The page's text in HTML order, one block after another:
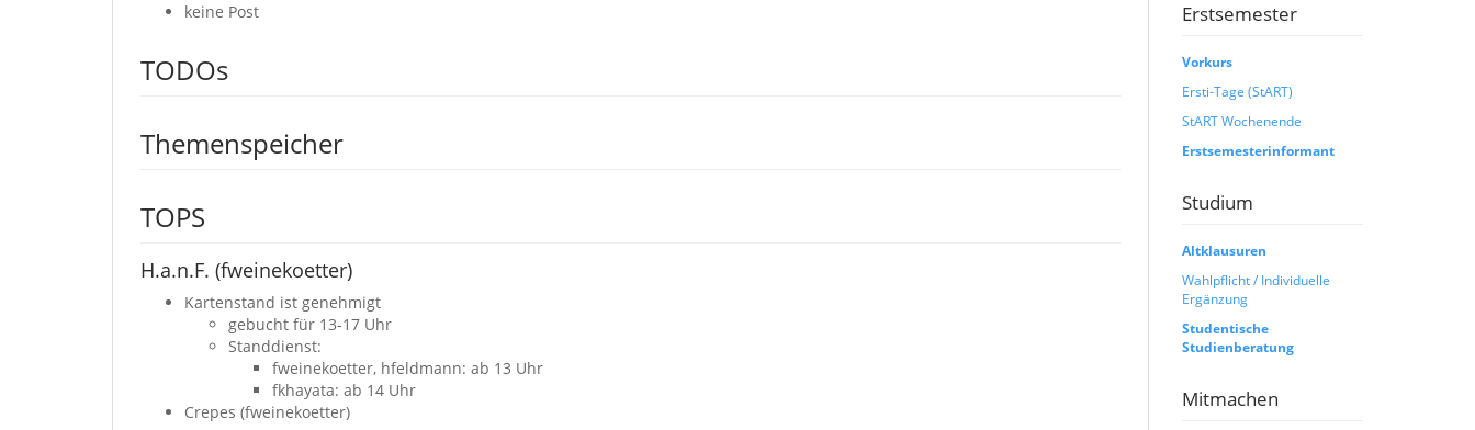
keine Post
TODOs
Themenspeicher
TOPS
H.a.n.F. (fweinekoetter)
Kartenstand ist genehmigt
gebucht für 13-17 Uhr
Standdienst:
fweinekoetter, hfeldmann: ab 13 Uhr
fkhayata: ab 14 Uhr
Crepes (fweinekoetter)
Erstsemester
Vorkurs
Ersti-Tage (StART)
StART Wochenende
Erstsemesterinformant
Studium
Altklausuren
Wahlpflicht / Individuelle
Ergänzung
Studentische
Studienberatung
Mitmachen